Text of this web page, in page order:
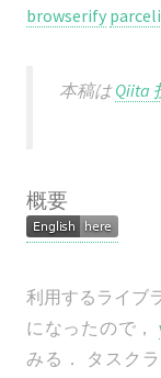
browserify
本稿はQiita
概要
利用するライブ
になったので，
みる． タスク